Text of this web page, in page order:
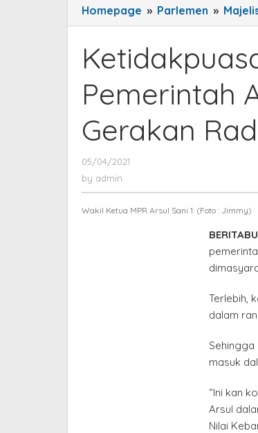
Homepage » Parlemen »
Pemerintah
Gerakan
05/04/2021
by admin
Wakil Ketua MPR Arsul Sani 1. (Foto : Jimmy)
Terlebih,
dalam
Sehingga
masuk
“Ini kan
Arsul
Nilai